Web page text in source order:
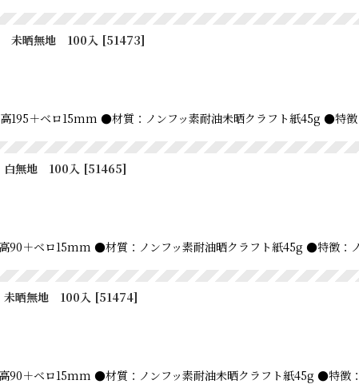
未晒無地 100入 [51473]
＋ベロ15mm ●材質：ノンフッ素耐油未晒クラフト紙45g ●特徴
白無地 100入 [51465]
＋ベロ15mm ●材質：ノンフッ素耐油晒クラフト紙45g ●特徴：
晒無地 100入 [51474]
＋ベロ15mm ●材質：ノンフッ素耐油未晒クラフト紙45g ●特徴